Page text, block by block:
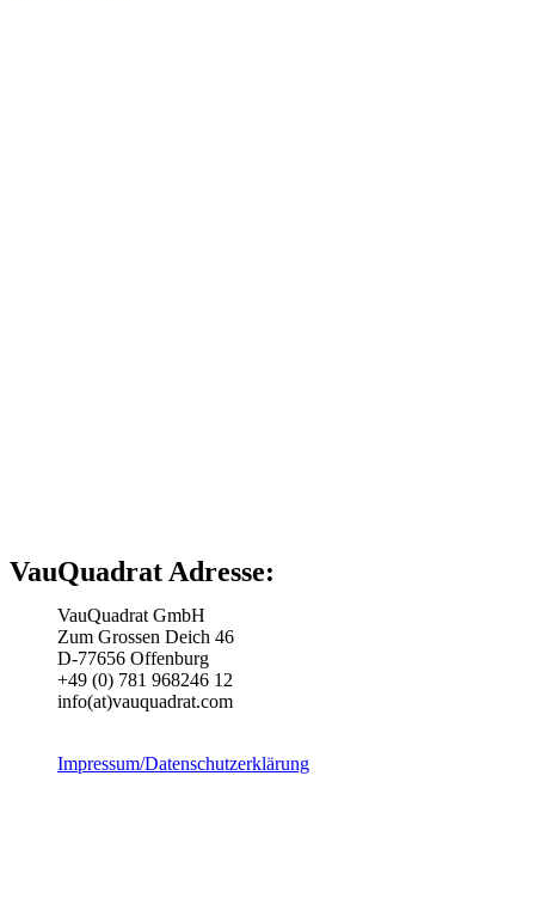
VauQuadrat Adresse:
VauQuadrat GmbH
Zum Grossen Deich 46
D-77656 Offenburg
+49 (0) 781 968246 12
info(at)vauquadrat.com
Impressum/Datenschutzerklärung